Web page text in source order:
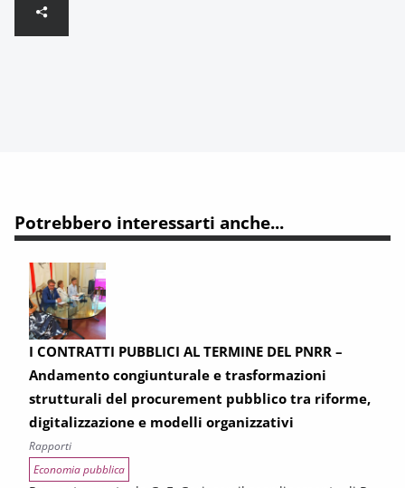
Potrebbero interessarti anche...
I CONTRATTI PUBBLICI AL TERMINE DEL PNRR –
Andamento congiunturale e trasformazioni
strutturali del procurement pubblico tra riforme,
digitalizzazione e modelli organizzativi
Rapporti
Economia pubblica